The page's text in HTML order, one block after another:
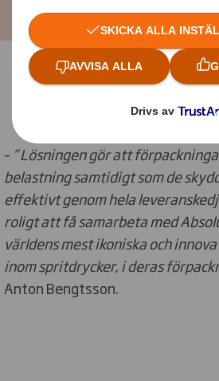
– ”Lösningen gör att
belastning samtidigt som de
effektivt genom hela
roligt att få samarbeta med
världens mest ikoniska och
inom spritdrycker, i deras
Anton Bengtsson.